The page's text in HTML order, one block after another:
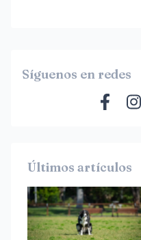
Síguenos en redes
Últimos artículos